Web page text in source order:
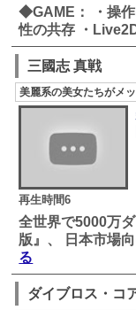
◆GAME： ・操作
性の共存 ・
三國志 真戦
美麗系の美女たちがメ
再生時間6
全世界で5000万
版』、 日本市場
る
ダイブロス・コ